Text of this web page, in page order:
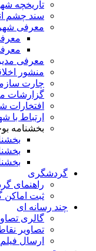
تاریخچه
سند چشم
معرفی
معرفی
منشور
چارت
گزارشات
افتخارات
ارتباط با
بخشنامه
بخشنامه
بخشنامه
بخشنامه
گردشگری
راهنمای
ثبت
چند رسانه ای
گالری
تصاویر
ارسال